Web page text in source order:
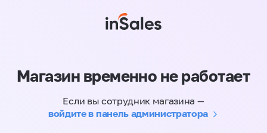
Магазин временно не работает
Если вы сотрудник магазина —
войдите в панель администратора